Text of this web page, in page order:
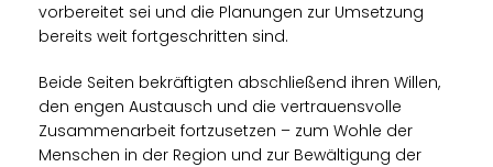
vorbereitet sei und die Planungen zur Umsetzung
bereits weit fortgeschritten sind.
Beide Seiten bekräftigten abschließend ihren Willen,
den engen Austausch und die vertrauensvolle
Zusammenarbeit fortzusetzen – zum Wohle der
Menschen in der Region und zur Bewältigung der